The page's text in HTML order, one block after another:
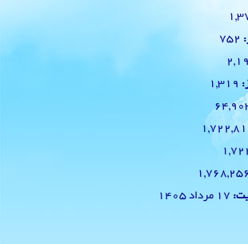
752
1,319
1,768,256
17 مرداد 1405